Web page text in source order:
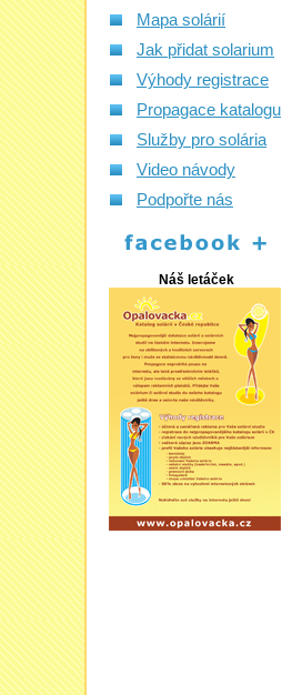
Mapa solárií
Jak přidat solarium
Výhody registrace
Propagace katalogu
Služby pro solária
Video návody
Podpořte nás
Náš letáček